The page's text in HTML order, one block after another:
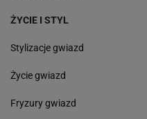
ŻYCIE I STYL
Stylizacje gwiazd
Życie gwiazd
Fryzury gwiazd